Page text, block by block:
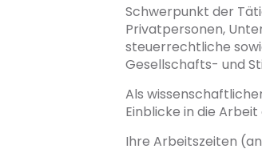
Schwerpunkt der
Privatpersonen,
steuerrechtliche
Gesellschafts- und
Als
Einblicke in die
Ihre Arbeitszeiten